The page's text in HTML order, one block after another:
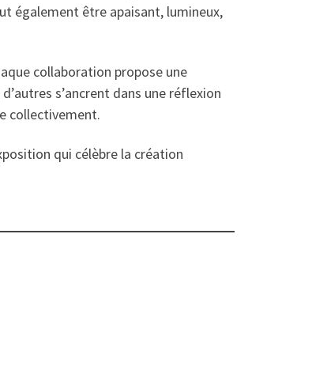
également être apaisant, lumineux,
collaboration propose une
s’ancrent dans une réflexion
collectivement.
qui célèbre la création